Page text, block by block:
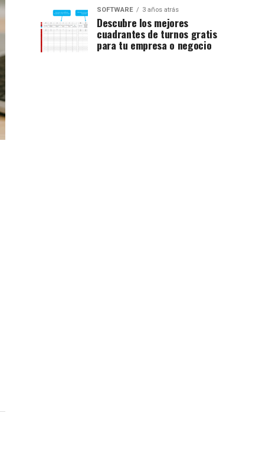
SOFTWARE 3 años atrás
Descubre los mejores
cuadrantes de turnos gratis
para tu empresa o negocio